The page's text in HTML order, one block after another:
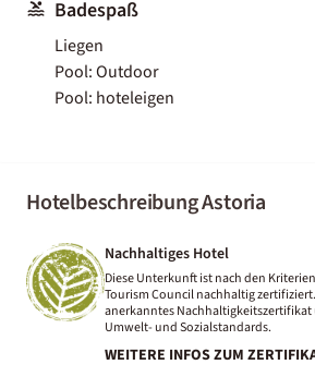
Badespaß
Liegen
Pool: Outdoor
Pool: hoteleigen
Hotelbeschreibung Astoria
Nachhaltiges Hotel
Diese Unterkunft ist nach den
Tourism Council nachhaltig
anerkanntes
Umwelt- und Sozialstandards.
WEITERE INFOS ZUM